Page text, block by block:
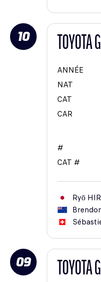
10 TOYOTA
ANNÉE
NAT
CAT
CAR
#
CAT #
Ryō
09 TOYOTA